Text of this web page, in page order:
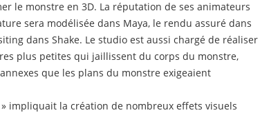
le monstre en 3D. La réputation de ses animateurs
sera modélisée dans Maya, le rendu assuré dans
dans Shake. Le studio est aussi chargé de réaliser
plus petites qui jaillissent du corps du monstre,
que les plans du monstre exigeaient
» impliquait la création de nombreux effets visuels